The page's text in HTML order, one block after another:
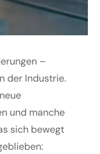
–
der Industrie.
und manche
sich bewegt